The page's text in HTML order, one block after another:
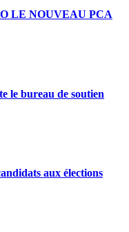
LE NOUVEAU PCA
le bureau de soutien
aux élections